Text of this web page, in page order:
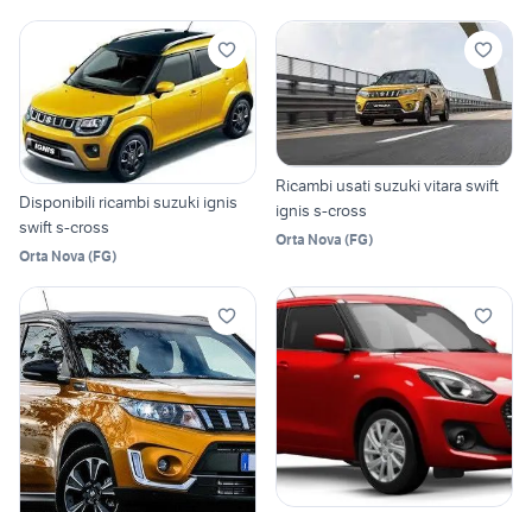
Disponibili ricambi suzuki ignis
swift s-cross
Orta Nova (FG)
Ricambi usati suzuki vitara swift
ignis s-cross
Orta Nova (FG)